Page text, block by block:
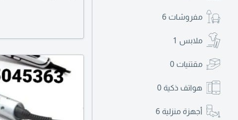
مفروشات 6
ملابس 1
مقتنيات 0
هواتف ذكية 0
أجهزة منزلية 6